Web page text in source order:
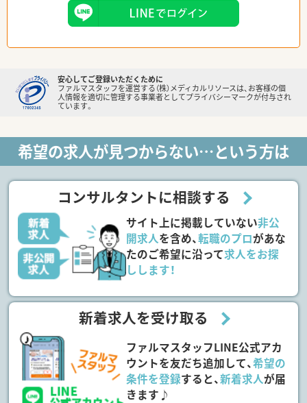
安心してご登録いただくために
ファルマスタッフを運営する（株）メディカルリソースは、お客様の個
人情報を適切に管理する事業者としてプライバシーマークが付与され
ています。
希望の求人が見つからない…という方は
コンサルタントに相談する
サイト上に掲載していない非公
開求人を含め、転職のプロがあな
たのご希望に沿って求人をお探
しします！
新着求人を受け取る
ファルマスタッフLINE公式アカ
ウントを友だち追加して、希望の
条件を登録すると、新着求人が届
きます♪